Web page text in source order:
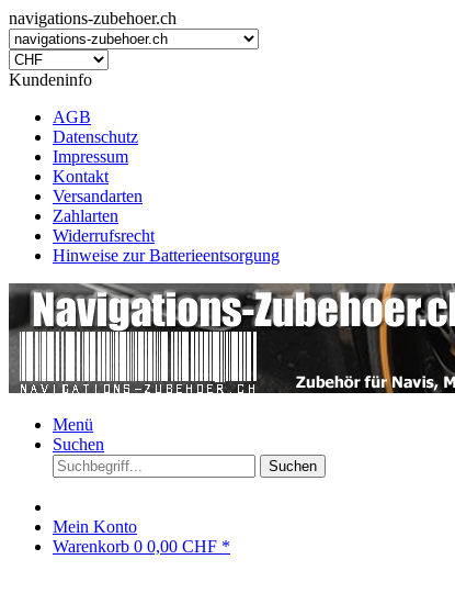
navigations-zubehoer.ch
Kundeninfo
AGB
Datenschutz
Impressum
Kontakt
Versandarten
Zahlarten
Widerrufsrecht
Hinweise zur Batterieentsorgung
Menü
Suchen
Suchen
Mein Konto
Warenkorb 0 0,00 CHF *